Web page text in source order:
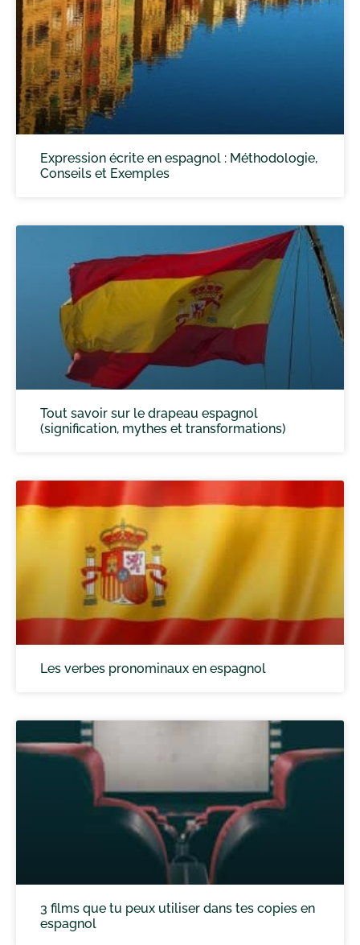
Expression écrite en espagnol : Méthodologie,
Conseils et Exemples
Tout savoir sur le drapeau espagnol
(signification, mythes et transformations)
Les verbes pronominaux en espagnol
3 films que tu peux utiliser dans tes copies en
espagnol